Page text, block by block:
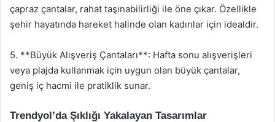
çapraz çantalar, rahat taşınabilirliği ile öne çıkar. Özellikle
şehir hayatında hareket halinde olan kadınlar için idealdir.
5. **Büyük Alışveriş Çantaları**: Hafta sonu alışverişleri
veya plajda kullanmak için uygun olan büyük çantalar,
geniş iç hacmi ile pratiklik sunar.
Trendyol’da Şıklığı Yakalayan Tasarımlar